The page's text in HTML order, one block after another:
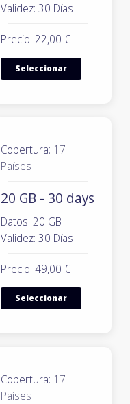
Validez: 30 Días
Precio: 22,00 €
Seleccionar
Cobertura: 17
Países
20 GB - 30 days
Datos: 20 GB
Validez: 30 Días
Precio: 49,00 €
Seleccionar
Cobertura: 17
Países